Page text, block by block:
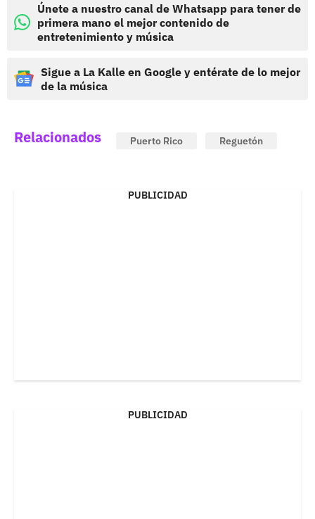
Únete a nuestro canal de Whatsapp para tener de
primera mano el mejor contenido de
entretenimiento y música
Sigue a La Kalle en Google y entérate de lo mejor
de la música
Relacionados Puerto Rico Reguetón
PUBLICIDAD
PUBLICIDAD